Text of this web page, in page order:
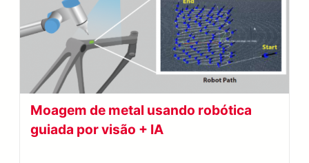
Moagem de metal usando robótica
guiada por visão + IA